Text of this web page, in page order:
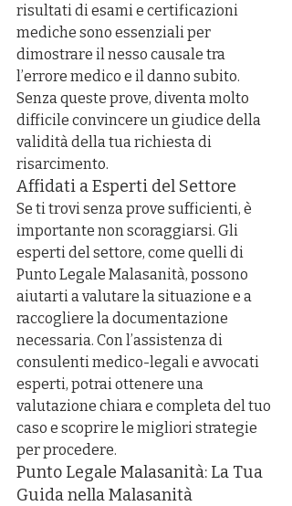
risultati di esami e certificazioni
mediche sono essenziali per
dimostrare il nesso causale tra
l’errore medico e il danno subito.
Senza queste prove, diventa molto
difficile convincere un giudice della
validità della tua richiesta di
risarcimento.
Affidati a Esperti del Settore
Se ti trovi senza prove sufficienti, è
importante non scoraggiarsi. Gli
esperti del settore, come quelli di
Punto Legale Malasanità, possono
aiutarti a valutare la situazione e a
raccogliere la documentazione
necessaria. Con l’assistenza di
consulenti medico-legali e avvocati
esperti, potrai ottenere una
valutazione chiara e completa del tuo
caso e scoprire le migliori strategie
per procedere.
Punto Legale Malasanità: La Tua
Guida nella Malasanità